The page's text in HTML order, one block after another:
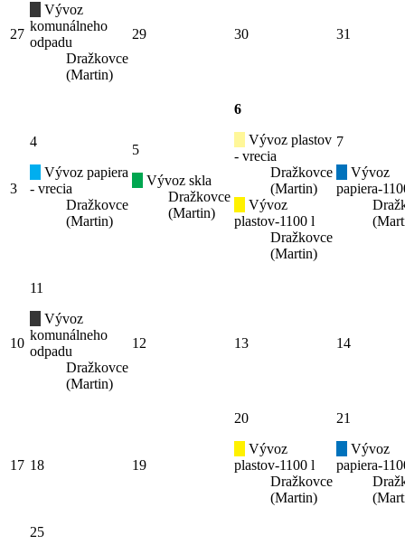
27
Vývoz
komunálneho
odpadu
Dražkovce
(Martin)
29 30 31
3
4
Vývoz papiera
- vrecia
Dražkovce
(Martin)
5
Vývoz skla
Dražkovce
(Martin)
6
Vývoz plastov
- vrecia
Dražkovce
(Martin)
Vývoz
plastov-1100 l
Dražkovce
(Martin)
7
Vývoz
papiera-
10
11
Vývoz
komunálneho
odpadu
Dražkovce
(Martin)
12 13 14
17 18 19
20
Vývoz
plastov-1100 l
Dražkovce
(Martin)
21
Vývoz
papiera-
25